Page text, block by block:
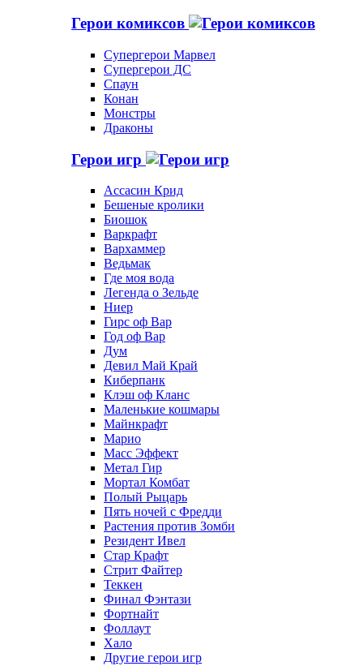
Герои комиксов
Супергерои Марвел
Супергерои ДС
Спаун
Конан
Монстры
Драконы
Герои игр
Ассасин Крид
Бешеные кролики
Биошок
Варкрафт
Вархаммер
Ведьмак
Где моя вода
Легенда о Зельде
Ниер
Гирс оф Вар
Год оф Вар
Дум
Девил Май Край
Киберпанк
Клэш оф Кланс
Маленькие кошмары
Майнкрафт
Марио
Масс Эффект
Метал Гир
Мортал Комбат
Полый Рыцарь
Пять ночей с Фредди
Растения против Зомби
Резидент Ивел
Стар Крафт
Стрит Файтер
Теккен
Финал Фэнтази
Фортнайт
Фоллаут
Хало
Другие герои игр